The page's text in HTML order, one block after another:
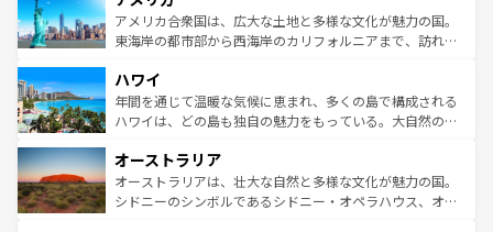
博物館もあり、アルプス観光だけでなく町歩きも満喫する
ことができる。国民の所得が高いため物価も高いが、旅行
ば市内交通費無料で観光を楽しむこともできる。 なお、新
着のスイス情報はコンテンツ一覧 を参照してほしい。
アメリカ合衆国は、広大な土地と多様な文化が魅力の国。
東海岸の都市部から西海岸のカリフォルニアまで、訪れる
のような巨大都市は、観光、ショッピング、エンターテイ
ンメントが詰まった刺激的なスポットだ。一方、アメリカ
西部には大自然が広がり、グランドキャニオンやイエロー
部のニューオーリンズでは、音楽と美食が融合した独特の
文化が魅力。旅行者はアメリカの各地域で異なる魅力を楽
しみながら、その多様性と豊かな歴史を感じることができ
ハワイ
年間を通じて温暖な気候に恵まれ、多くの島で構成される
ハワイは、どの島も独自の魅力をもっている。大自然の神
ワイ島は見逃せない。また、定番の観光地といえばオアフ
島だが、静かな自然を求めるならマウイ島やカウアイ島が
おすすめ。エメラルドグリーンに輝く海をはじめ、豊かな
オーストラリア
オーストラリアは、壮大な自然と多様な文化が魅力の国。
シドニーのシンボルであるシドニー・オペラハウス、オー